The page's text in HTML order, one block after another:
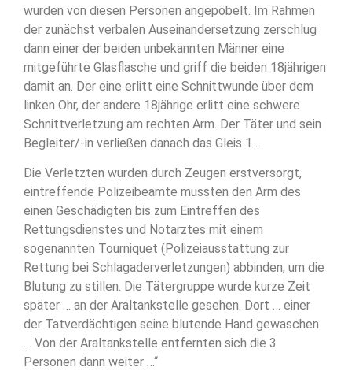
wurden von diesen Personen angepöbelt. Im Rahmen
der zunächst verbalen Auseinandersetzung zerschlug
dann einer der beiden unbekannten Männer eine
mitgeführte Glasflasche und griff die beiden 18jährigen
damit an. Der eine erlitt eine Schnittwunde über dem
linken Ohr, der andere 18jährige erlitt eine schwere
Schnittverletzung am rechten Arm. Der Täter und sein
Begleiter/-in verließen danach das Gleis 1 …
Die Verletzten wurden durch Zeugen erstversorgt,
eintreffende Polizeibeamte mussten den Arm des
einen Geschädigten bis zum Eintreffen des
Rettungsdienstes und Notarztes mit einem
sogenannten Tourniquet (Polizeiausstattung zur
Rettung bei Schlagaderverletzungen) abbinden, um die
Blutung zu stillen. Die Tätergruppe wurde kurze Zeit
später … an der Araltankstelle gesehen. Dort … einer
der Tatverdächtigen seine blutende Hand gewaschen
… Von der Araltankstelle entfernten sich die 3
Personen dann weiter …“